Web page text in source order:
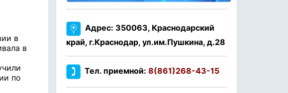
в
в
по
Адрес: 350063, Краснодарский
край, г.Краснодар, ул.им.Пушкина, д.28
Тел. приемной: 8(861)268-43-15